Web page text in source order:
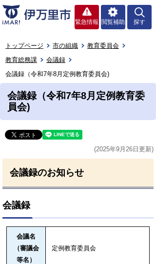
緊急情報 閲覧補助 探す
トップページ 市の組織
教育委員会
教育総務課
会議録
会議録（令和7年8月定例教育委員会)
会議録（令和7年8月定例教育委
員会)
(2025年9月26日更新)
会議録のお知らせ
会議録
会議名
（審議会
等名）
定例教育委員会